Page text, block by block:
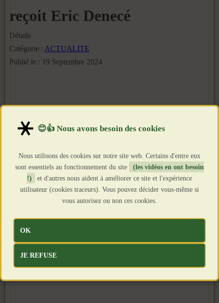
reçoit Eric Denecé
Détails
Catégorie : ACTUALITE
Publié le : 19 Septembre 2024
Nous utilisons des cookies sur notre site web. Certains d'entre eux
sont essentiels au fonctionnement du site
(les vidéos en ont besoin
!)
et d'autres nous aident à améliorer ce site et l'expérience
utilisateur (cookies traceurs). Vous pouvez décider vous-même si
vous autorisez ou non ces cookies.
OK
JE REFUSE